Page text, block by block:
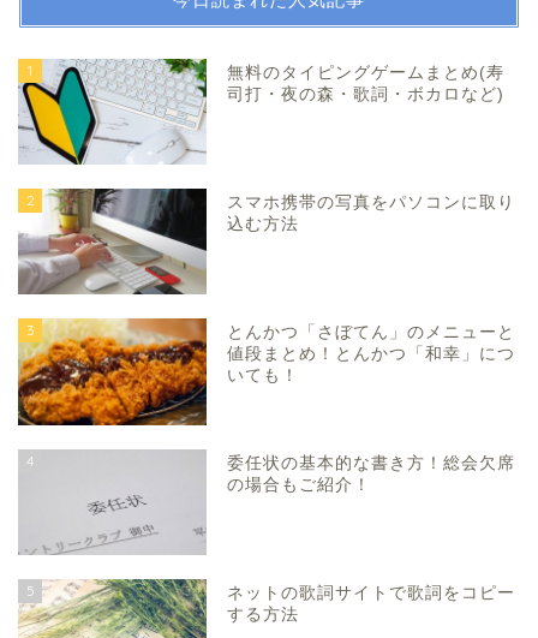
1
無料のタイピングゲームまとめ(寿
司打・夜の森・歌詞・ボカロなど)
2
スマホ携帯の写真をパソコンに取り
込む方法
3
とんかつ「さぼてん」のメニューと
値段まとめ！とんかつ「和幸」につ
いても！
4
委任状の基本的な書き方！総会欠席
の場合もご紹介！
5
ネットの歌詞サイトで歌詞をコピー
する方法